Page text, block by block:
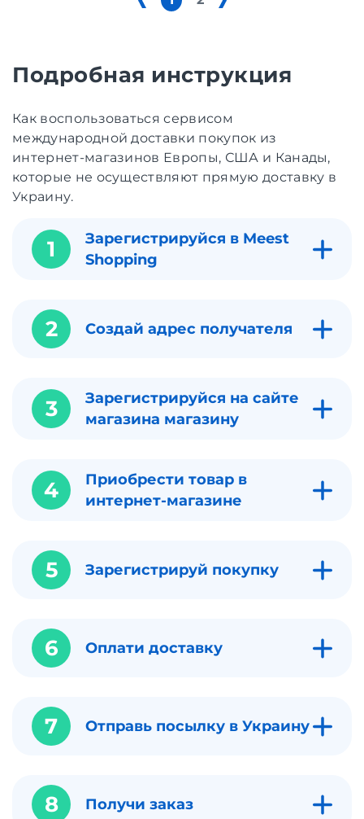
Подробная инструкция
Как воспользоваться сервисом
международной доставки покупок из
интернет-магазинов Европы, США и Канады,
которые не осуществляют прямую доставку в
Украину.
1
Зарегистрируйся в Meest
Shopping
2 Создай адрес получателя
3
Зарегистрируйся на сайте
магазина магазину
4
Приобрести товар в
интернет-магазине
5 Зарегистрируй покупку
6 Оплати доставку
7 Отправь посылку в Украину
8 Получи заказ